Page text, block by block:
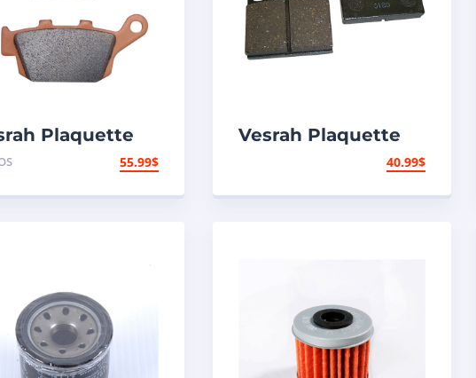
Plaquette
Métal fritté
55.99$
Vesrah Plaquette
de frein N/A – N/A40.99$